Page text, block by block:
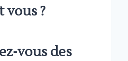
vous ?
vous des